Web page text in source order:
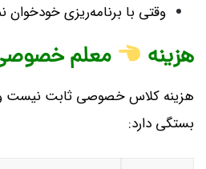
وقتی با برنامه‌ریزی خودخوان
هزینه معلم خصوصی
هزینه کلاس خصوصی ثابت نیست
بستگی دارد: